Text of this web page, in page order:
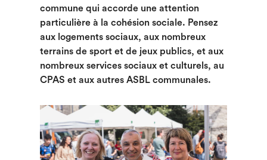
commune qui accorde une attention
particulière à la cohésion sociale. Pensez
aux logements sociaux, aux nombreux
terrains de sport et de jeux publics, et aux
nombreux services sociaux et culturels, au
CPAS et aux autres ASBL communales.